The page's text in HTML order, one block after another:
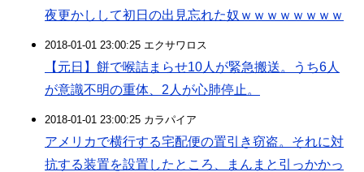
夜更かしして初日の出見忘れた奴ｗｗｗｗｗｗｗｗ
2018-01-01 23:00:25 エクサワロス
【元日】餅で喉詰まらせ10人が緊急搬送。うち6人
が意識不明の重体、2人が心肺停止。
2018-01-01 23:00:25 カラパイア
アメリカで横行する宅配便の置引き窃盗。それに対
抗する装置を設置したところ、まんまと引っかかっ